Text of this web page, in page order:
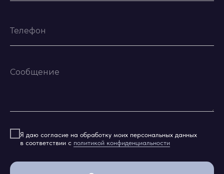
Я даю согласие на обработку моих персональных данных
в соответствии с политикой конфиденциальности